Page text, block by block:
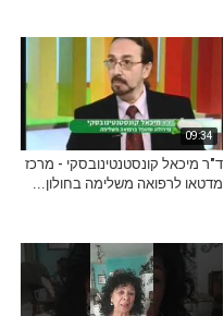
09:34
ד"ר מיכאל קונסטנטינובסקי - מרכז
מדטאו לרפואה משלימה בחולון...